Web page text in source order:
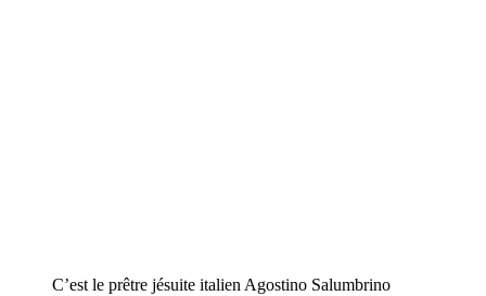
C’est le prêtre jésuite italien Agostino Salumbrino